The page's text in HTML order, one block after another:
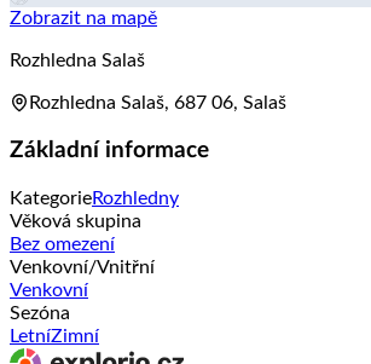
Zobrazit na mapě
Rozhledna Salaš
Rozhledna Salaš, 687 06, Salaš
Základní informace
KategorieRozhledny
Věková skupina
Bez omezení
Venkovní/Vnitřní
Venkovní
Sezóna
LetníZimní